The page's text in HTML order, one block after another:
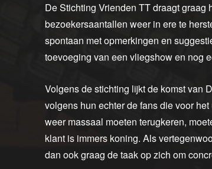
De Stichting Vrienden TT draagt
bezoekersaantallen weer in ere te
spontaan met opmerkingen en
toevoeging van een vliegshow en nog
Volgens de stichting lijkt de komst van
volgens hun echter de fans die voor
weer massaal moeten terugkeren,
klant is immers koning. Als
dan ook graag de taak op zich om